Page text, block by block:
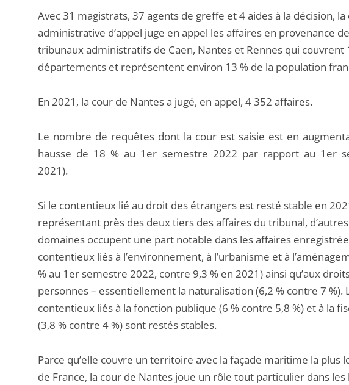
Avec 31 magistrats, 37 agents de greffe et 4 aides à la décision, la
administrative d’appel juge en appel les affaires en provenance
tribunaux administratifs de Caen, Nantes et Rennes qui couvrent
départements et représentent environ 13 % de la population
En 2021, la cour de Nantes a jugé, en appel, 4 352 affaires.
Le nombre de requêtes dont la cour est saisie est en
hausse de 18 % au 1er semestre 2022 par rapport au 1er
2021).
Si le contentieux lié au droit des étrangers est resté stable en
représentant près des deux tiers des affaires du tribunal, d’autres
domaines occupent une part notable dans les affaires
contentieux liés à l’environnement, à l’urbanisme et à
% au 1er semestre 2022, contre 9,3 % en 2021) ainsi qu’aux
personnes – essentiellement la naturalisation (6,2 % contre 7 %).
contentieux liés à la fonction publique (6 % contre 5,8 %) et à la
(3,8 % contre 4 %) sont restés stables.
Parce qu’elle couvre un territoire avec la façade maritime la plus
de France, la cour de Nantes joue un rôle tout particulier dans les